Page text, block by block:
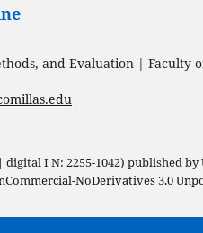
and Evaluation | Faculty
digital I N: 2255-1042) published by
NoDerivatives 3.0